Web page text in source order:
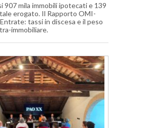
907 mila immobili ipotecati e 139
erogato. Il Rapporto OMI-
tassi in discesa e il peso
immobiliare.